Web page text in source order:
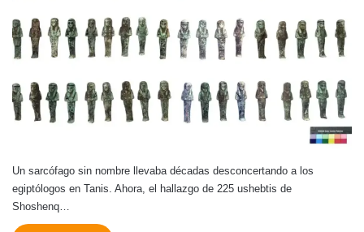
Un sarcófago sin nombre llevaba décadas desconcertando a los
egiptólogos en Tanis. Ahora, el hallazgo de 225 ushebtis de
Shoshenq…